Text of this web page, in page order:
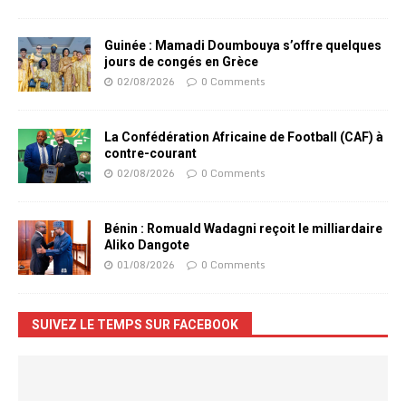
Guinée : Mamadi Doumbouya s’offre quelques
jours de congés en Grèce
02/08/2026 0 Comments
La Confédération Africaine de Football (CAF) à
contre-courant
02/08/2026 0 Comments
Bénin : Romuald Wadagni reçoit le milliardaire
Aliko Dangote
01/08/2026 0 Comments
SUIVEZ LE TEMPS SUR FACEBOOK